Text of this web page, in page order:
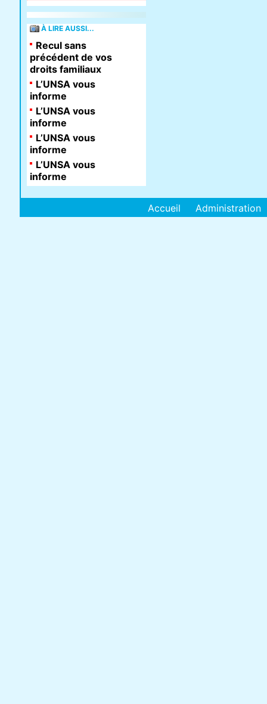
À LIRE AUSSI...
Recul sans
précédent de vos
droits familiaux
L’UNSA vous
informe
L’UNSA vous
informe
L’UNSA vous
informe
L’UNSA vous
informe
Accueil Administration